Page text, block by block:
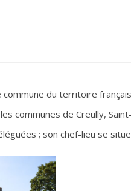
du territoire
communes de Creully,
; son chef-lieu se situe